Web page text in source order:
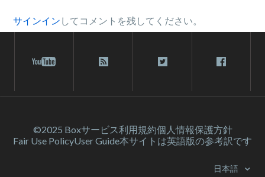
サインイン してコメントを残してください。
©2025 Boxサービス利⽤規約個人情報保護方針
Fair Use PolicyUser Guide本サイトは英語版の参考訳です
日本語